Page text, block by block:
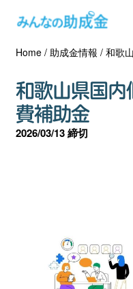
助成金を探す
士業の方へ
助成金コラム
Home/ 助成金情報 / 和歌
和歌山県国内
費補助金
2026/03/13 締切